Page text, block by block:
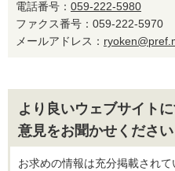
電話番号： 059-222-5980
ファクス番号：059-222-5970
メールアドレス：
より良いウェブサイト
意見をお聞かせください
お求めの情報は充分掲載されて